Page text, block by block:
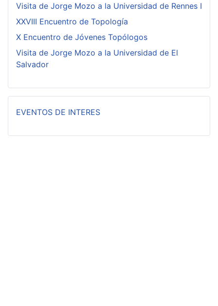
Visita de Jorge Mozo a la Universidad de Rennes I
XXVIII Encuentro de Topología
X Encuentro de Jóvenes Topólogos
Visita de Jorge Mozo a la Universidad de El
Salvador
EVENTOS DE INTERES